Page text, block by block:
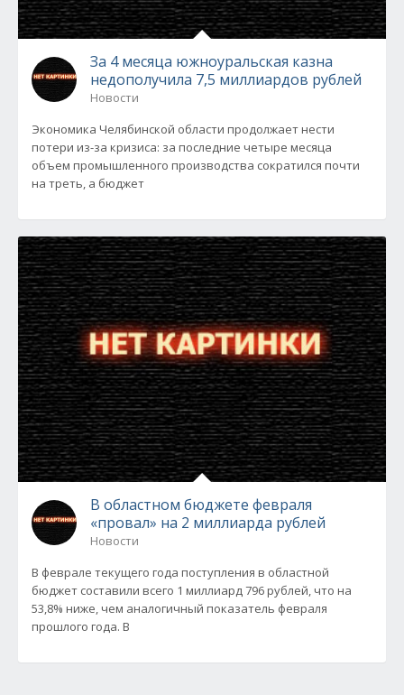
За 4 месяца южноуральская казна
недополучила 7,5 миллиардов рублей
Новости
Экономика Челябинской области продолжает нести
потери из-за кризиса: за последние четыре месяца
объем промышленного производства сократился почти
на треть, а бюджет
В областном бюджете февраля
«провал» на 2 миллиарда рублей
Новости
В феврале текущего года поступления в областной
бюджет составили всего 1 миллиард 796 рублей, что на
53,8% ниже, чем аналогичный показатель февраля
прошлого года. В